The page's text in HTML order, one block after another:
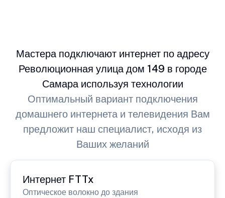
Мастера подключают интернет по адресу
Революционная улица дом 149 в городе
Самара используя технологии
Оптимальный вариант подключения
домашнего интернета и телевидения Вам
предложит наш специалист, исходя из
Ваших желаний
Интернет FTTx
Оптическое волокно до здания